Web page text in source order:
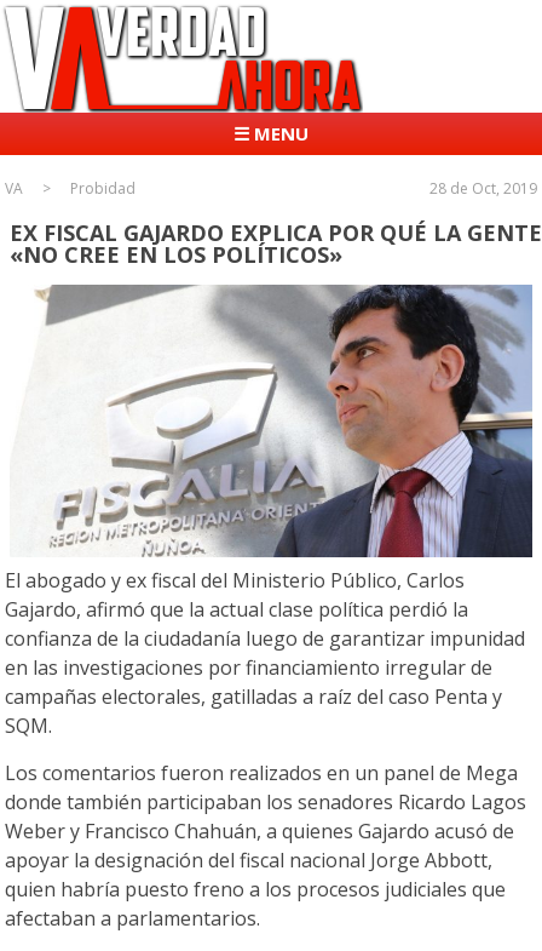
☰ MENU
VA Probidad 28 de Oct, 2019
EX FISCAL GAJARDO EXPLICA POR QUÉ LA GENTE
«NO CREE EN LOS POLÍTICOS»
El abogado y ex fiscal del Ministerio Público, Carlos
Gajardo, afirmó que la actual clase política perdió la
confianza de la ciudadanía luego de garantizar impunidad
en las investigaciones por financiamiento irregular de
campañas electorales, gatilladas a raíz del caso Penta y
SQM.
Los comentarios fueron realizados en un panel de Mega
donde también participaban los senadores Ricardo Lagos
Weber y Francisco Chahuán, a quienes Gajardo acusó de
apoyar la designación del fiscal nacional Jorge Abbott,
quien habría puesto freno a los procesos judiciales que
afectaban a parlamentarios.